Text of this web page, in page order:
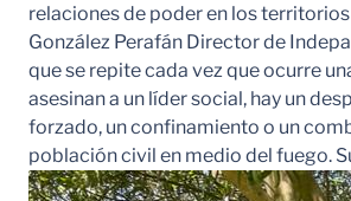
relaciones de poder en los
González Perafán Director de
que se repite cada vez que ocurre
asesinan a un líder social, hay un
forzado, un confinamiento o un
población civil en medio del fuego.